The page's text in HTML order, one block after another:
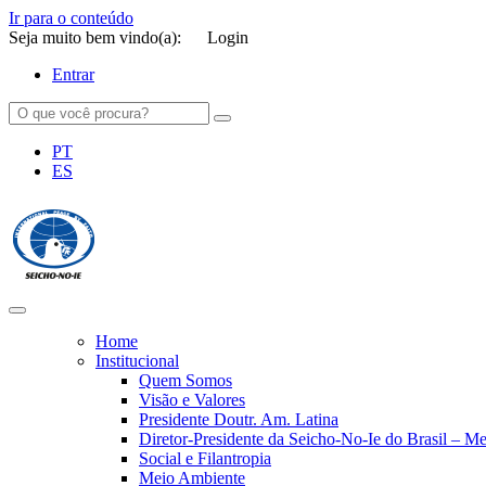
Ir para o conteúdo
Seja muito bem vindo(a):
Login
Entrar
PT
ES
Home
Institucional
Quem Somos
Visão e Valores
Presidente Doutr. Am. Latina
Diretor-Presidente da Seicho-No-Ie do Brasil –
Social e Filantropia
Meio Ambiente